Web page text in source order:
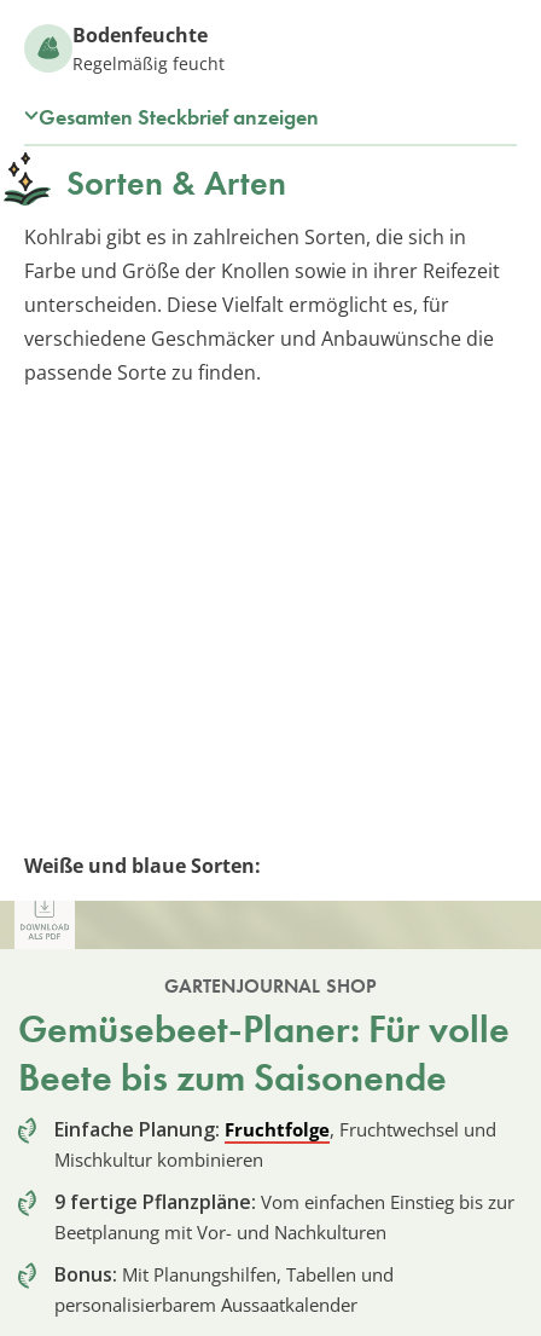
Bodenfeuchte
Regelmäßig feucht
Gesamten Steckbrief anzeigen
Sorten & Arten
Kohlrabi gibt es in zahlreichen Sorten, die sich in
Farbe und Größe der Knollen sowie in ihrer Reifezeit
unterscheiden. Diese Vielfalt ermöglicht es, für
verschiedene Geschmäcker und Anbauwünsche die
passende Sorte zu finden.
Weiße und blaue Sorten:
GARTENJOURNAL SHOP
Gemüsebeet-Planer: Für volle
Beete bis zum Saisonende
Einfache Planung: Fruchtfolge, Fruchtwechsel und
Mischkultur kombinieren
9 fertige Pflanzpläne: Vom einfachen Einstieg bis zur
Beetplanung mit Vor- und Nachkulturen
Bonus: Mit Planungshilfen, Tabellen und
personalisierbarem Aussaatkalender